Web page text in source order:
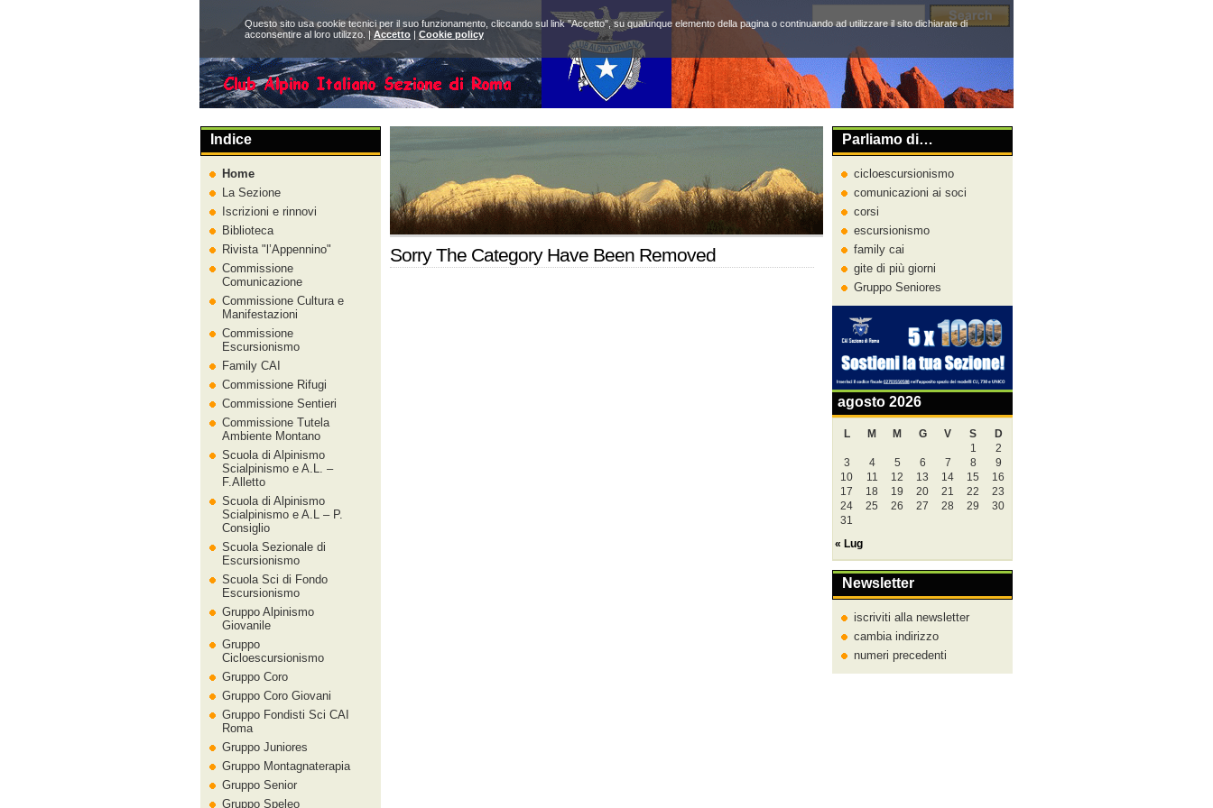
Sorry The Category Have Been Removed
Parliamo di…
cicloescursionismo
comunicazioni ai soci
corsi
escursionismo
family cai
gite di più giorni
Gruppo Seniores
agosto 2026
L M M G V S D
« Lug
1
2
3
4 5 6 7 8
9
10
11 12 13 14 15
16
17
18 19 20 21 22
23
24
25 26 27 28 29
30
31
Newsletter
iscriviti alla newsletter
cambia indirizzo
numeri precedenti
Indice
Home
La Sezione
Iscrizioni e rinnovi
Biblioteca
Rivista
l’Appennino
Commissione
Comunicazione
Commissione Cultura e
Manifestazioni
Commissione
Escursionismo
Family CAI
Commissione Rifugi
Commissione Sentieri
Commissione Tutela
Ambiente Montano
Scuola di Alpinismo
Scialpinismo e A.L. –
F.Alletto
Scuola di Alpinismo
Scialpinismo e A.L – P.
Consiglio
Scuola Sezionale di
Escursionismo
Scuola Sci di Fondo
Escursionismo
Gruppo Alpinismo
Giovanile
Gruppo
Cicloescursionismo
Gruppo Coro
Gruppo Coro Giovani
Gruppo Fondisti Sci CAI
Roma
Gruppo Juniores
Gruppo Montagnaterapia
Gruppo Senior
Gruppo Speleo
Questo sito usa cookie tecnici per il suo funzionamento, cliccando sul link "Accetto", su qualunque elemento della pagina o continuando ad utilizzare il sito dichiarate di
acconsentire al loro utilizzo. |Accetto | Cookie policy